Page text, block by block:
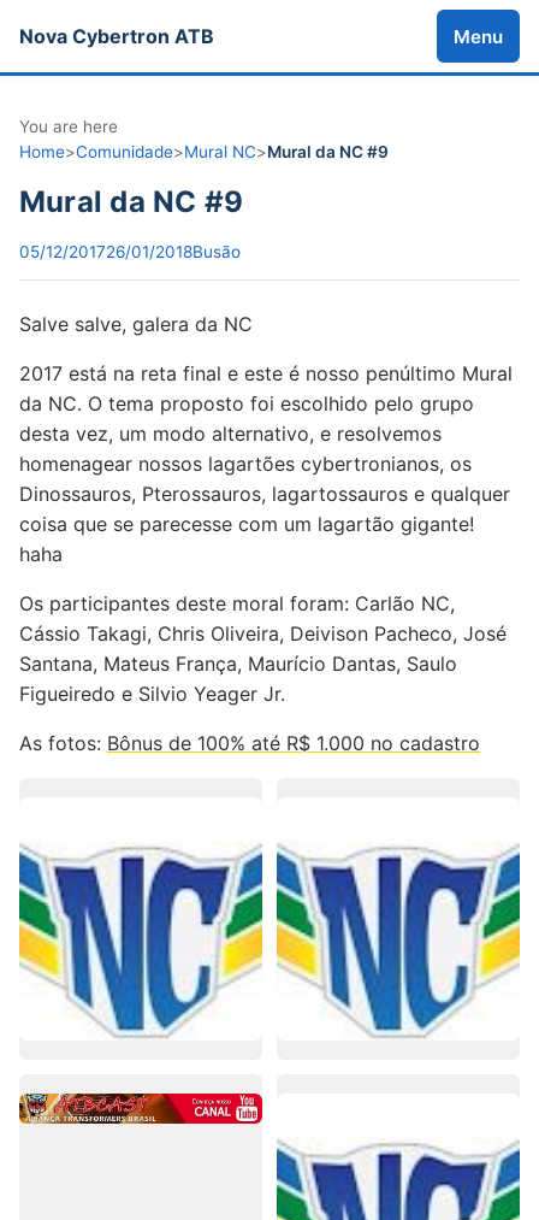
Nova Cybertron ATB Menu
You are here
Home>Comunidade>Mural NC>Mural da NC #9
Mural da NC #9
05/12/201726/01/2018Busão
Salve salve, galera da NC
2017 está na reta final e este é nosso penúltimo Mural
da NC. O tema proposto foi escolhido pelo grupo
desta vez, um modo alternativo, e resolvemos
homenagear nossos lagartões cybertronianos, os
Dinossauros, Pterossauros, lagartossauros e qualquer
coisa que se parecesse com um lagartão gigante!
haha
Os participantes deste moral foram: Carlão NC,
Cássio Takagi, Chris Oliveira, Deivison Pacheco, José
Santana, Mateus França, Maurício Dantas, Saulo
Figueiredo e Silvio Yeager Jr.
As fotos: Bônus de 100% até R$ 1.000 no cadastro